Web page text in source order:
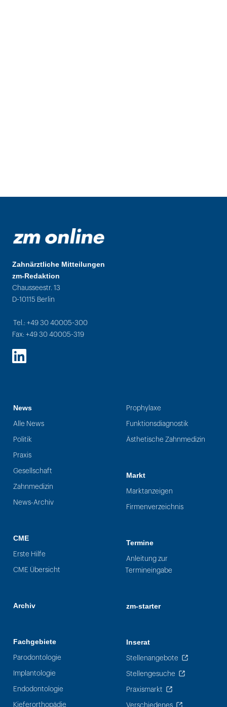
Zahnärztliche Mitteilungen
zm-Redaktion
Chausseestr. 13
D-10115 Berlin
Tel.: +49 30 40005-300
Fax: +49 30 40005-319
LinkedIn
News
Alle News
Politik
Praxis
Gesellschaft
Zahnmedizin
News-Archiv
CME
Erste Hilfe
CME Übersicht
Archiv
Fachgebiete
Parodontologie
Implantologie
Endodontologie
Kieferorthopädie
Prophylaxe
Funktionsdiagnostik
Ästhetische Zahnmedizin
Markt
Marktanzeigen
Firmenverzeichnis
Termine
Anleitung zur
Termineingabe
zm-starter
Inserat
Stellenangebote
Stellengesuche
Praxismarkt
Verschiedenes